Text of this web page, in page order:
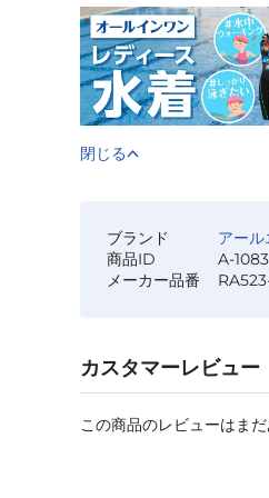
閉じる
ブランド
アール
商品ID
A-
メーカー品番
カスタマーレビュー
この商品のレビューはまだ